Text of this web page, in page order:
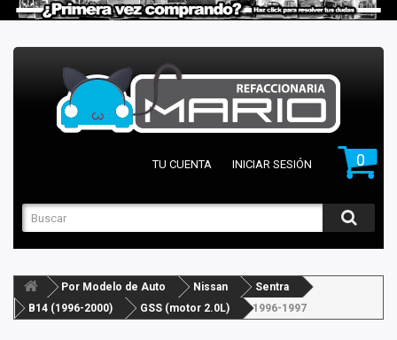
0
TU CUENTA INICIAR SESIÓN
Por Modelo de Auto Nissan
Sentra
B14 (1996-2000)
GSS (motor 2.0L) 1996-1997